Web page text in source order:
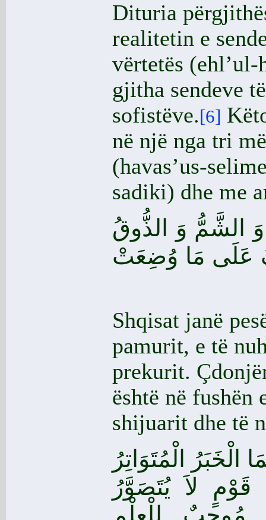
Dituria
realitetin e
vërtetës
gjitha sendeve
sofistëve.[6]
në një nga tri
(havas’us-
sadiki) dhe me
الشَّمُّ وَ الذُّوقُ
عَلَى مَا وُضِعَتْ
Shqisat janë
pamurit, e të
prekurit.
është në
shijuarit dhe të
الْمُتَوَاتِرُ
قَوْمٍ لاَ يُتَصَوَّرُ